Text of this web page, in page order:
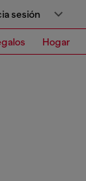
sesión
Hogar